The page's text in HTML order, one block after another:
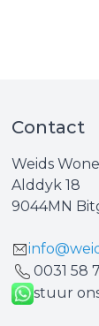
Contact
Weids
Alddyk 18
9044MN
0031 ‪58
stuur